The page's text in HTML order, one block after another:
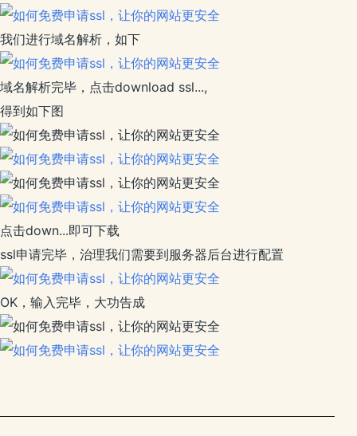
我们进行域名解析，如下
域名解析完毕，点击download ssl...,
得到如下图
点击down...即可下载
ssl申请完毕，治理我们需要到服务器后台进行配置
OK，输入完毕，大功告成